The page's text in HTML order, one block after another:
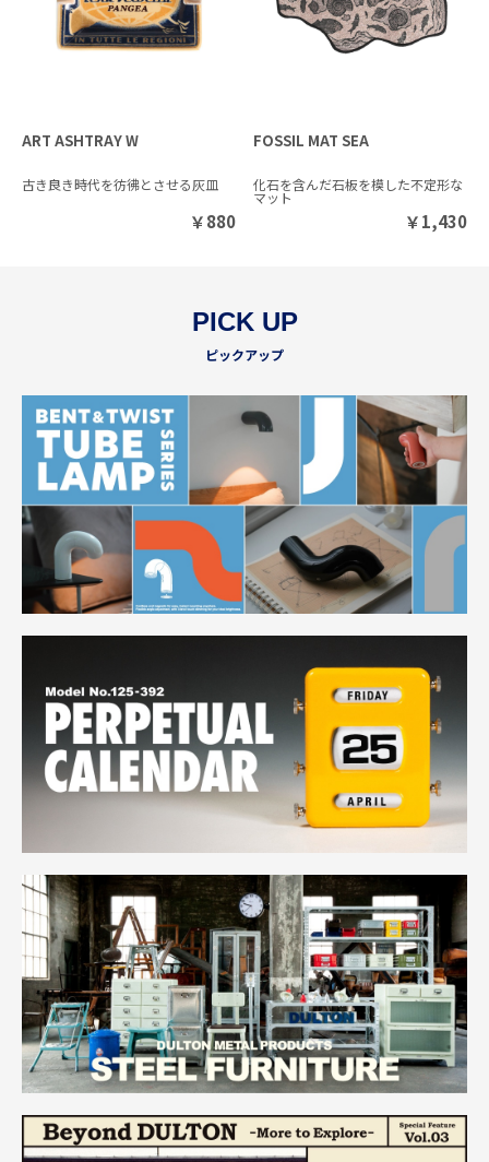
ART ASHTRAY W
古き良き時代を彷彿とさせる灰皿
￥880
FOSSIL MAT SEA
化石を含んだ石板を模した不定形な
マット
￥1,430
PICK UP
ピックアップ